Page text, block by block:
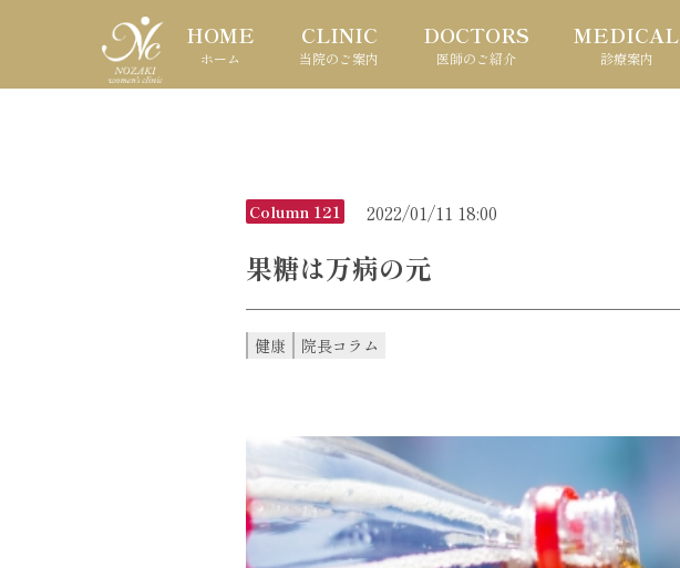
HOME
ホーム
CLINIC
当院のご案内
DOCTORS
医師のご紹介
MEDICAL
診療案内
Column 121 2022/01/11 18:00
果糖は万病の元
健康 院長コラム